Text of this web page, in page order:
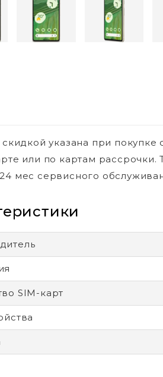
указана при
или по картам рассрочки.
мес сервисного
SIM-карт